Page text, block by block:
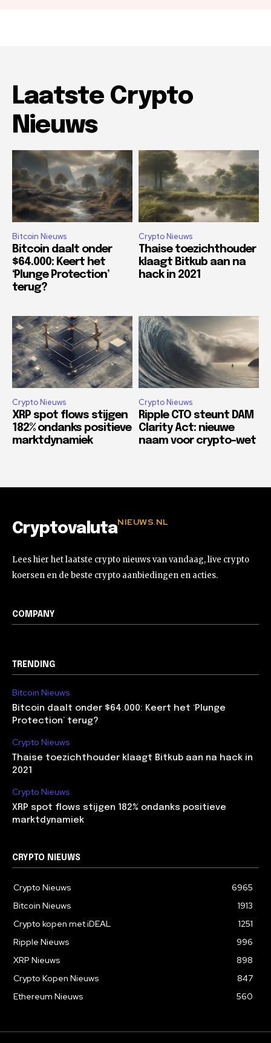
Laatste Crypto
Nieuws
Bitcoin Nieuws
Bitcoin daalt onder
$64.000: Keert het
‘Plunge Protection’
terug?
Crypto Nieuws
Thaise toezichthouder
klaagt Bitkub aan na
hack in 2021
Crypto Nieuws
XRP spot flows stijgen
182% ondanks positieve
marktdynamiek
Crypto Nieuws
Ripple CTO steunt DAM
Clarity Act: nieuwe
naam voor crypto-wet
CryptovalutaNIEUWS.NL
Lees hier het laatste crypto nieuws van vandaag, live crypto
koersen en de beste crypto aanbiedingen en acties.
COMPANY
TRENDING
Bitcoin Nieuws
Bitcoin daalt onder $64.000: Keert het ‘Plunge
Protection’ terug?
Crypto Nieuws
Thaise toezichthouder klaagt Bitkub aan na hack in
2021
Crypto Nieuws
XRP spot flows stijgen 182% ondanks positieve
marktdynamiek
CRYPTO NIEUWS
Crypto Nieuws
6965
Bitcoin Nieuws
1913
Crypto kopen met iDEAL
1251
Ripple Nieuws
996
XRP Nieuws
898
Crypto Kopen Nieuws
847
Ethereum Nieuws
560